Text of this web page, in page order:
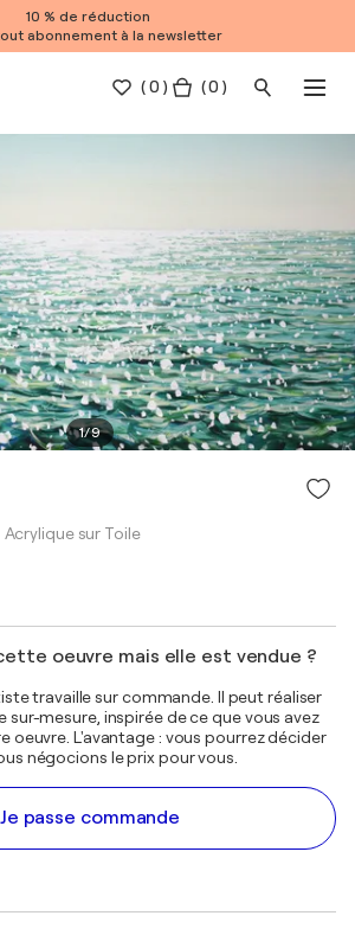
10 % de réduction
abonnement à la newsletter
(0 ) ( 0 )
1/9
Acrylique sur Toile
oeuvre mais elle est vendue ?
travaille sur commande. Il peut réaliser
sur-mesure, inspirée de ce que vous avez
oeuvre. L'avantage : vous pourrez décider
négocions le prix pour vous.
Je passe commande